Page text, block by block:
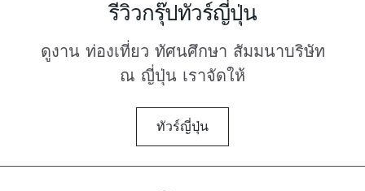
รีวิวกรุ๊ปทัวร์ญี่ปุ่น
ดูงาน ท่องเที่ยว ทัศนศึกษา สัมมนาบริษัท
ณ ญี่ปุ่น เราจัดให้
ทัวร์ญี่ปุ่น